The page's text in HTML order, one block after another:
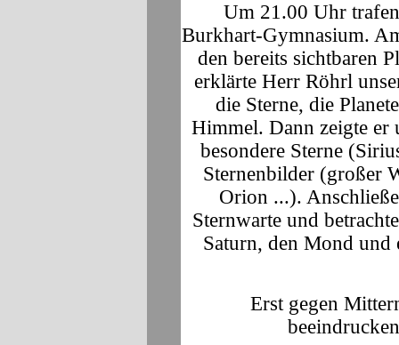
Um 21.00 Uhr
Burkhart-Gymnasium.
den bereits sichtbaren
erklärte Herr Röhrl
die Sterne, die
Himmel. Dann zeigte er
besondere Sterne
Sternenbilder (großer
Orion ...).
Sternwarte und
Saturn, den Mond und
Erst gegen